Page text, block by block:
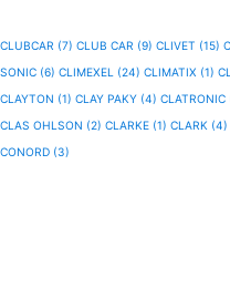
CLUBCAR (7) CLUB CAR (9) CLIVET (15)
SONIC (6) CLIMEXEL (24) CLIMATIX (1)
CLAYTON (1) CLAY PAKY (4) CLATRONIC
CLAS OHLSON (2) CLARKE (1) CLARK (4)
CONORD (3)